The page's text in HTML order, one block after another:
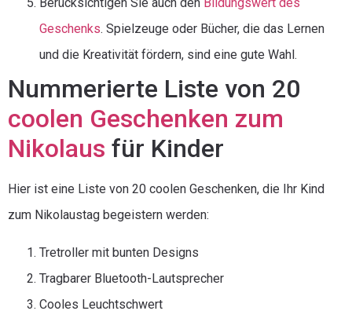
Geschenks. Spielzeuge oder Bücher, die das Lernen
und die Kreativität fördern, sind eine gute Wahl.
Nummerierte Liste von 20
coolen Geschenken zum
Nikolaus für Kinder
Hier ist eine Liste von 20 coolen Geschenken, die Ihr Kind
zum Nikolaustag begeistern werden:
Tretroller mit bunten Designs
Tragbarer Bluetooth-Lautsprecher
Cooles Leuchtschwert